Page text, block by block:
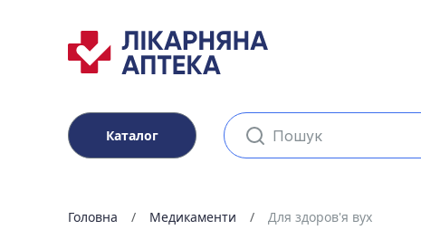
Каталог
Головна Медикаменти Для здоров'я вух